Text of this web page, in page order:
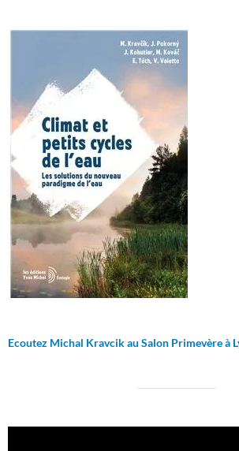
Ecoutez Michal Kravcik au Salon Primevère à